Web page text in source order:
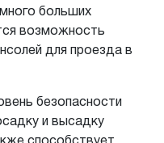
больших
возможность
для проезда в
безопасности
и высадку